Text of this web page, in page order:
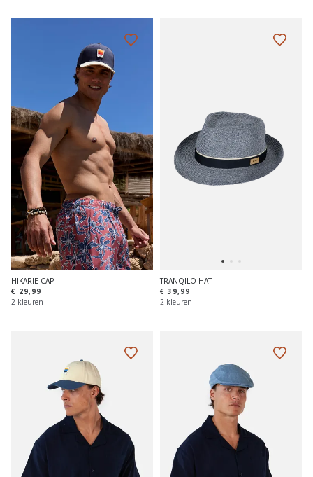
HIKARIE CAP
€ 29,99
2 kleuren
TRANQILO HAT
€ 39,99
2 kleuren